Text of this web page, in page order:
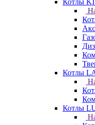
Котлы
Котлы
Котлы